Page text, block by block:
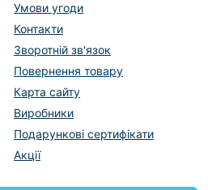
Умови угоди
Контакти
Зворотній зв'язок
Повернення товару
Карта сайту
Виробники
Подарункові сертифікати
Акції